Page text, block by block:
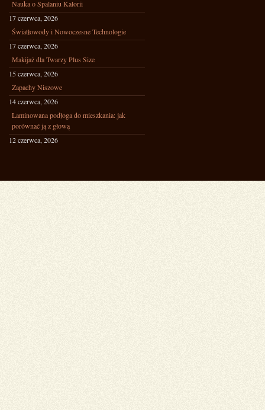
Nauka o Spalaniu Kalorii
17 czerwca, 2026
Światłowody i Nowoczesne Technologie
17 czerwca, 2026
Makijaż dla Twarzy Plus Size
15 czerwca, 2026
Zapachy Niszowe
14 czerwca, 2026
Laminowana podłoga do mieszkania: jak
porównać ją z głową
12 czerwca, 2026